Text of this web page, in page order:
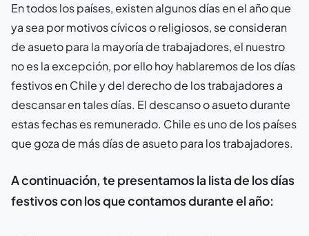
En todos los países, existen algunos días en el año que
ya sea por motivos cívicos o religiosos, se consideran
de asueto para la mayoría de trabajadores, el nuestro
no es la excepción, por ello hoy hablaremos de los días
festivos en Chile y del derecho de los trabajadores a
descansar en tales días. El descanso o asueto durante
estas fechas es remunerado. Chile es uno de los países
que goza de más días de asueto para los trabajadores.
A continuación, te presentamos la lista de los días
festivos con los que contamos durante el año: